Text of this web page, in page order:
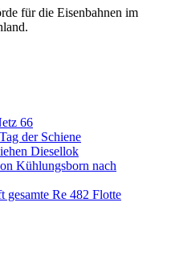
für die Eisenbahnen im
66
der Schiene
Diesellok
Kühlungsborn nach
gesamte Re 482 Flotte